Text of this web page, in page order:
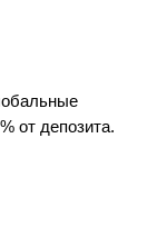
от депозита.